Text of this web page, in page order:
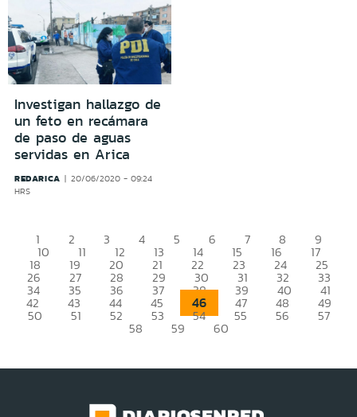
Investigan hallazgo de
un feto en recámara
de paso de aguas
servidas en Arica
REDARICA
20/06/2020 - 09:24
HRS
1 2 3 4 5 6 7 8 9
10 11 12 13 14 15 16 17
18 19 20 21 22 23 24 25
26 27 28 29 30 31 32 33
34 35 36 37 38 39 40 41
42 43 44 45 46 47 48 49
50 51 52 53 54 55 56 57
58 59 60